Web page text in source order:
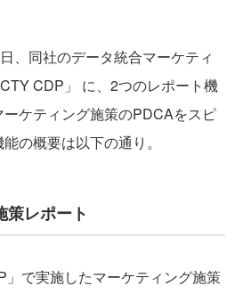
、同社のデータ統合マーケティ
CDP」 に、2つのレポート機
ケティング施策のPDCAをスピ
の概要は以下の通り。
策レポート
で実施したマーケティング施策